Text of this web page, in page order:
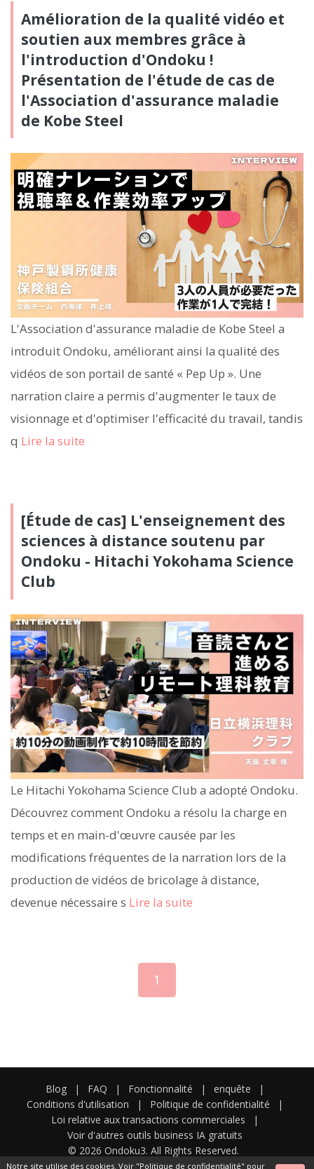
Amélioration de la qualité vidéo et
soutien aux membres grâce à
l'introduction d'Ondoku !
Présentation de l'étude de cas de
l'Association d'assurance maladie
de Kobe Steel
L'Association d'assurance maladie de Kobe Steel a
introduit Ondoku, améliorant ainsi la qualité des
vidéos de son portail de santé « Pep Up ». Une
narration claire a permis d'augmenter le taux de
visionnage et d'optimiser l'efficacité du travail, tandis
q Lire la suite
[Étude de cas] L'enseignement des
sciences à distance soutenu par
Ondoku - Hitachi Yokohama Science
Club
Le Hitachi Yokohama Science Club a adopté Ondoku.
Découvrez comment Ondoku a résolu la charge en
temps et en main-d'œuvre causée par les
modifications fréquentes de la narration lors de la
production de vidéos de bricolage à distance,
devenue nécessaire s Lire la suite
1
Blog | FAQ | Fonctionnalité | enquête
|
Conditions d'utilisation
| Politique de confidentialité
|
Loi relative aux transactions commerciales
|
Voir d'autres outils business IA gratuits
© 2026 Ondoku3. All Rights Reserved.
Notre site utilise des cookies. Voir "Politique de confidentialité" pour